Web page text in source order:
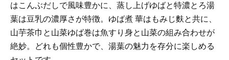
はこんぶだしで風味豊かに、蒸し上げゆばと特濃とろ湯
葉は豆乳の濃厚さが特徴。ゆば煮 華はもみじ麩と共に、
山芋茶巾と山菜ゆば巻は魚すり身と山菜の組み合わせが
絶妙。どれも個性豊かで、湯葉の魅力を存分に楽しめる